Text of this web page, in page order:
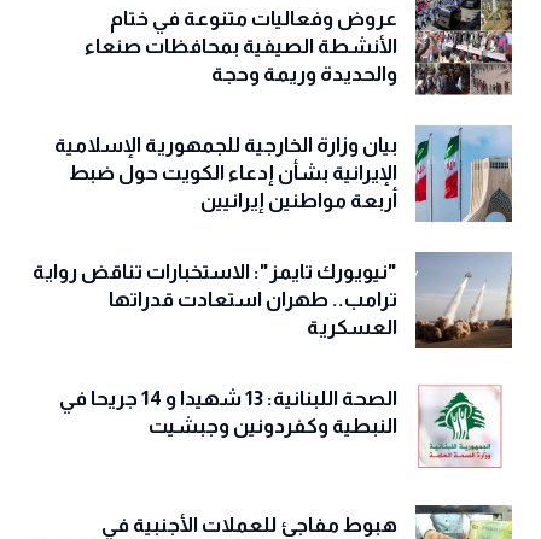
عروض وفعاليات متنوعة في ختام
الأنشطة الصيفية بمحافظات صنعاء
والحديدة وريمة وحجة
‏بيان وزارة الخارجية للجمهورية الإسلامية
الإيرانية بشأن إدعاء الكويت حول ضبط
أربعة مواطنين إيرانيين
"نيويورك تايمز": الاستخبارات تناقض رواية
ترامب.. طهران استعادت قدراتها
العسكرية
الصحة اللبنانية: 13 شهيدا و 14 جريحا في
النبطية وكفردونين وجبشيت
هبوط مفاجئ للعملات الأجنبية في